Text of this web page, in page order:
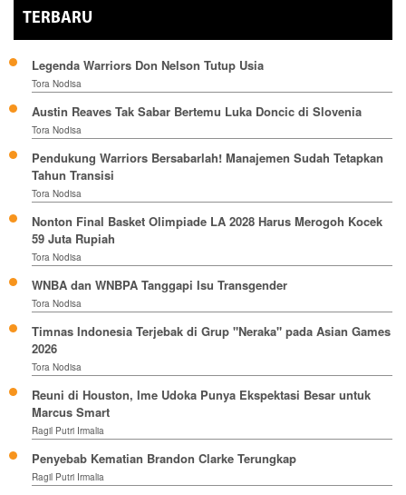
TERBARU
Legenda Warriors Don Nelson Tutup Usia
Tora Nodisa
Austin Reaves Tak Sabar Bertemu Luka Doncic di Slovenia
Tora Nodisa
Pendukung Warriors Bersabarlah! Manajemen Sudah Tetapkan
Tahun Transisi
Tora Nodisa
Nonton Final Basket Olimpiade LA 2028 Harus Merogoh Kocek
59 Juta Rupiah
Tora Nodisa
WNBA dan WNBPA Tanggapi Isu Transgender
Tora Nodisa
Timnas Indonesia Terjebak di Grup "Neraka" pada Asian Games
2026
Tora Nodisa
Reuni di Houston, Ime Udoka Punya Ekspektasi Besar untuk
Marcus Smart
Ragil Putri Irmalia
Penyebab Kematian Brandon Clarke Terungkap
Ragil Putri Irmalia